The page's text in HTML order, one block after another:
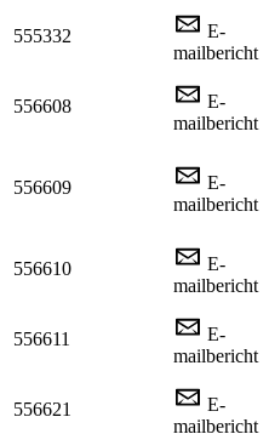
555332
E-
mailbericht
556608
E-
mailbericht
556609
E-
mailbericht
556610
E-
mailbericht
556611
E-
mailbericht
556621
E-
mailbericht